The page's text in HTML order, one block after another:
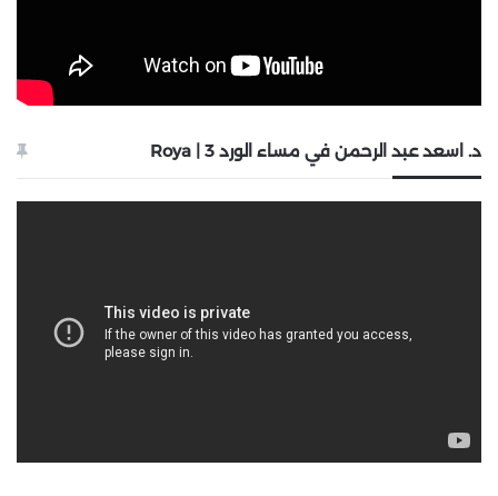
د. اسعد عبد الرحمن في مساء الورد 3 | Roya